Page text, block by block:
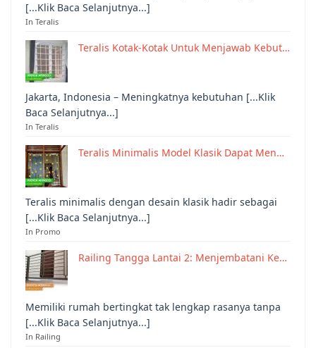
[...Klik Baca Selanjutnya...]
In Teralis
Teralis Kotak-Kotak Untuk Menjawab Kebut…
Jakarta, Indonesia – Meningkatnya kebutuhan [...Klik
Baca Selanjutnya...]
In Teralis
Teralis Minimalis Model Klasik Dapat Men…
Teralis minimalis dengan desain klasik hadir sebagai
[...Klik Baca Selanjutnya...]
In Promo
Railing Tangga Lantai 2: Menjembatani Ke…
Memiliki rumah bertingkat tak lengkap rasanya tanpa
[...Klik Baca Selanjutnya...]
In Railing